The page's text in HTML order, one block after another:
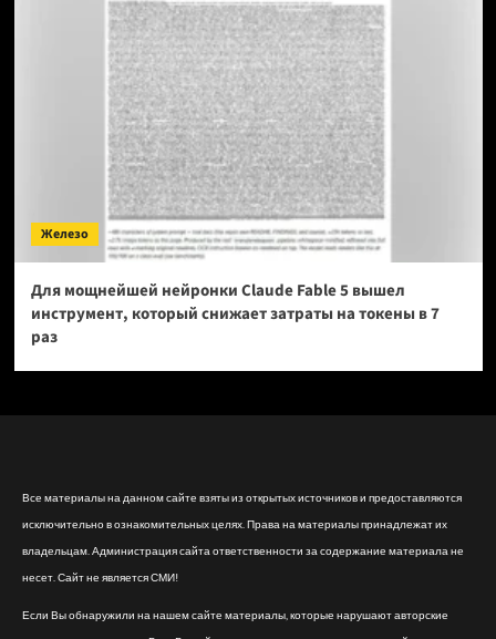
Железо
Для мощнейшей нейронки Claude Fable 5 вышел
инструмент, который снижает затраты на токены в 7
раз
Все материалы на данном сайте взяты из открытых источников и предоставляются
исключительно в ознакомительных целях. Права на материалы принадлежат их
владельцам. Администрация сайта ответственности за содержание материала не
несет. Сайт не является СМИ!
Если Вы обнаружили на нашем сайте материалы, которые нарушают авторские